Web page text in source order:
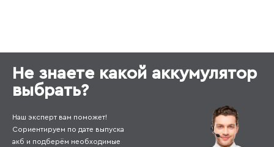
Не знаете какой аккумулятор
выбрать?
Наш эксперт вам поможет!
Сориентируем по дате выпуска
акб и подберём необходимые